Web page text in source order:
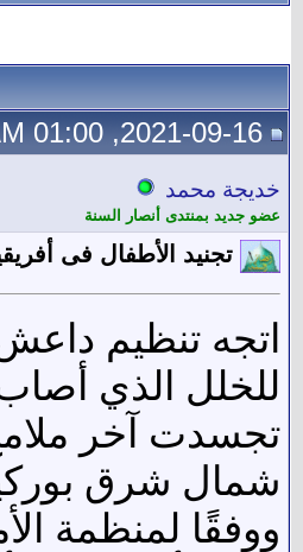
2021-09-16, 01:00 AM
خديجة محمد
عضو جديد بمنتدى أنصار السنة
تجنيد الأطفال فى
اتجه تنظيم
للخلل الذي أصاب
تجسدت آخر
شمال شرق بوركينا
ووفقًا لمنظمة